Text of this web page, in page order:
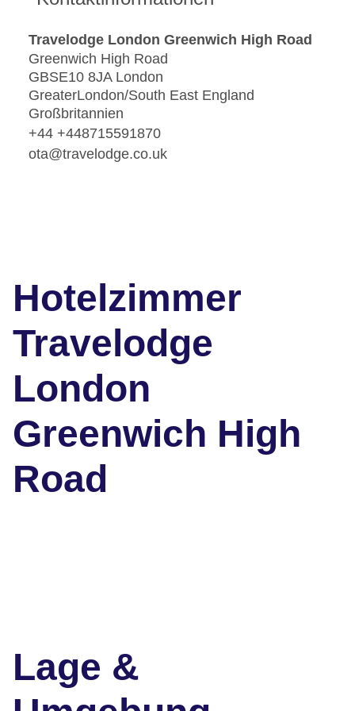
Travelodge London Greenwich High Road
Greenwich High Road
GBSE10 8JA London
GreaterLondon/South East England
Großbritannien
+44 +448715591870
ota@travelodge.co.uk
Hotelzimmer
Travelodge
London
Greenwich High
Road
Lage &